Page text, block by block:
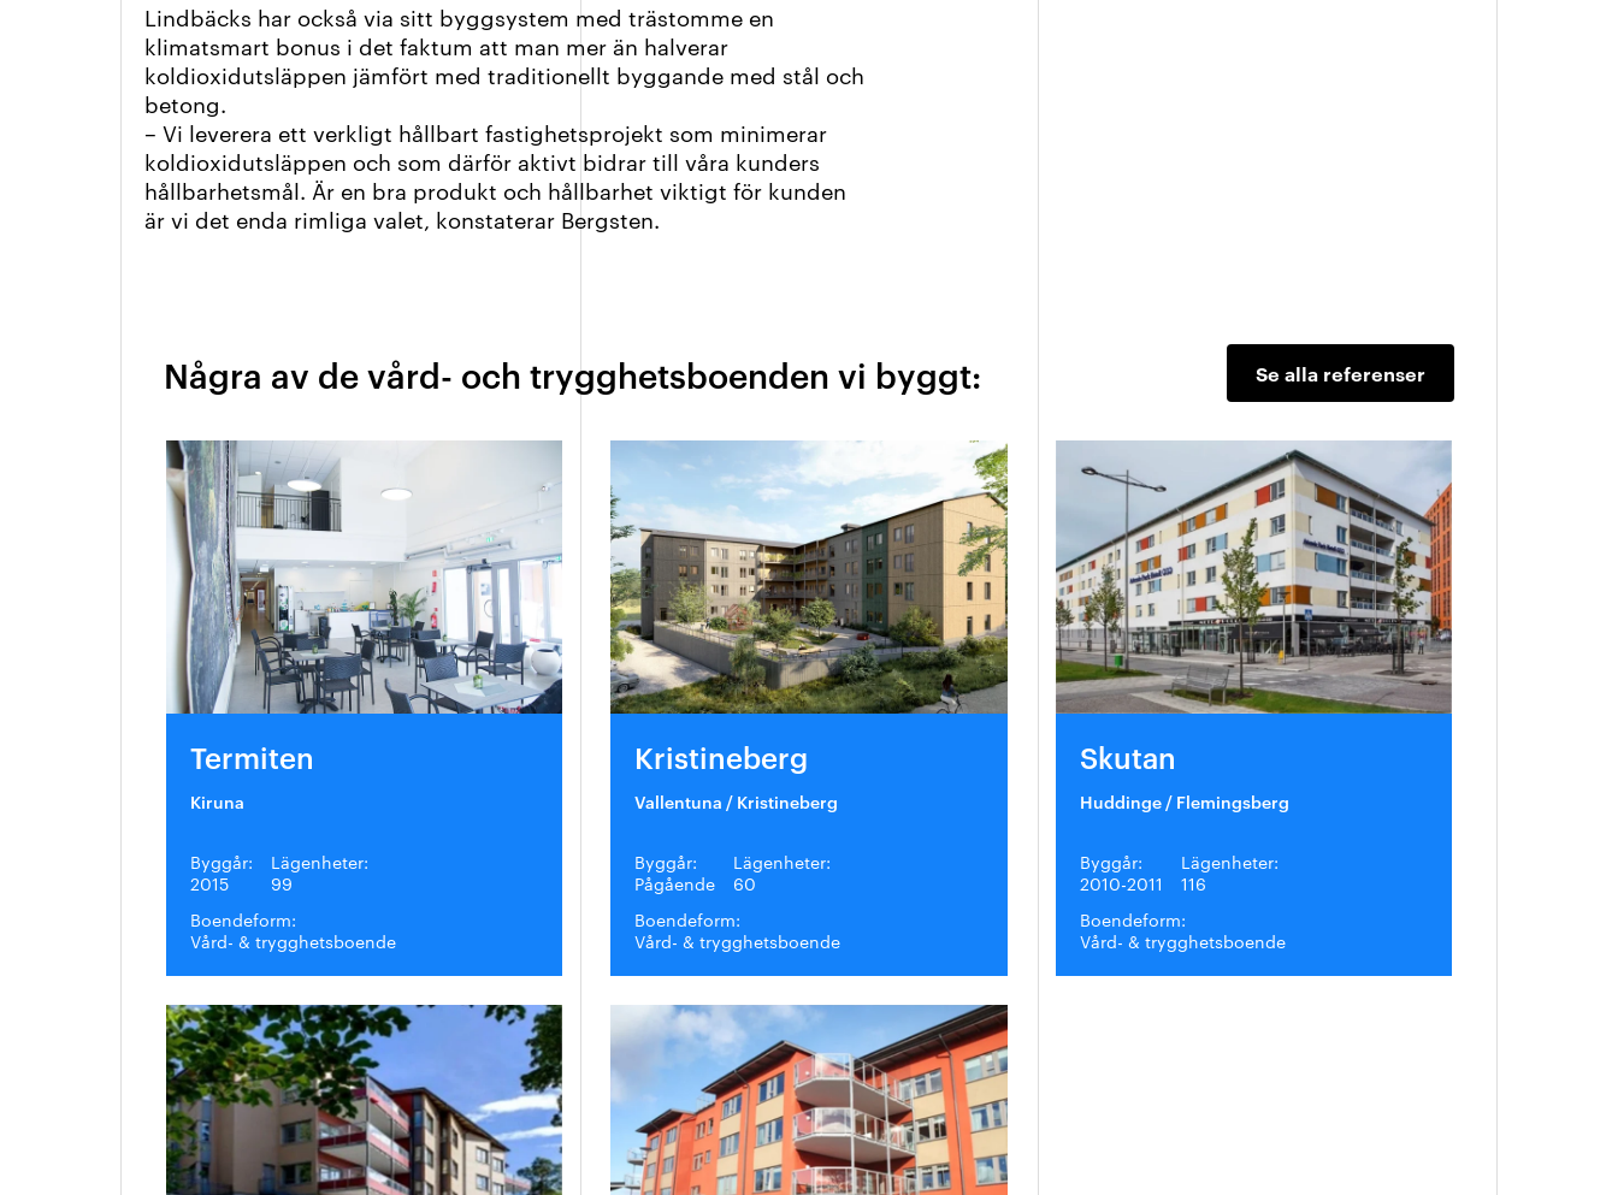
Lindbäcks har också via sitt byggsystem med trästomme en
klimatsmart bonus i det faktum att man mer än halverar
koldioxidutsläppen jämfört med traditionellt byggande med stål och
betong.
– Vi leverera ett verkligt hållbart fastighetsprojekt som minimerar
koldioxidutsläppen och som därför aktivt bidrar till våra kunders
hållbarhetsmål. Är en bra produkt och hållbarhet viktigt för kunden
är vi det enda rimliga valet, konstaterar Bergsten.
Några av de vård- och trygghetsboenden vi byggt: Se alla referenser
Termiten
Kiruna
Byggår:
2015
Lägenheter:
99
Boendeform:
Vård- & trygghetsboende
Kristineberg
Vallentuna / Kristineberg
Byggår:
Pågående
Lägenheter:
60
Boendeform:
Vård- & trygghetsboende
Skutan
Huddinge / Flemingsberg
Byggår:
2010-2011
Lägenheter:
116
Boendeform:
Vård- & trygghetsboende